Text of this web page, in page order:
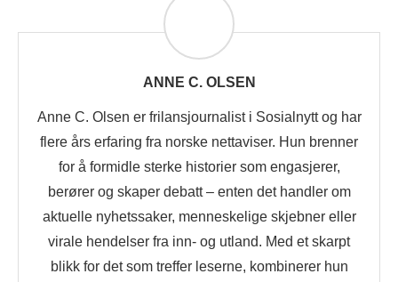
ANNE C. OLSEN
Anne C. Olsen er frilansjournalist i Sosialnytt og har
flere års erfaring fra norske nettaviser. Hun brenner
for å formidle sterke historier som engasjerer,
berører og skaper debatt – enten det handler om
aktuelle nyhetssaker, menneskelige skjebner eller
virale hendelser fra inn- og utland. Med et skarpt
blikk for det som treffer leserne, kombinerer hun